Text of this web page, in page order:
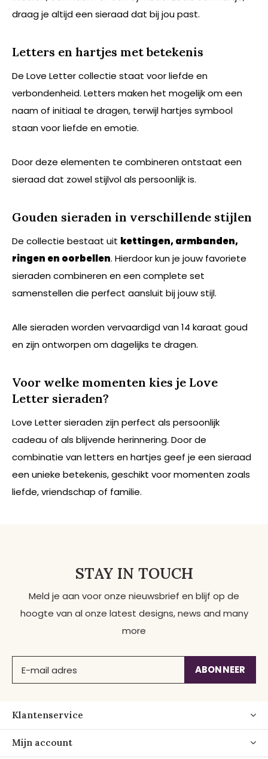
draag je altijd een sieraad dat bij jou past.
Letters en hartjes met betekenis
De Love Letter collectie staat voor liefde en
verbondenheid. Letters maken het mogelijk om een
naam of initiaal te dragen, terwijl hartjes symbool
staan voor liefde en emotie.
Door deze elementen te combineren ontstaat een
sieraad dat zowel stijlvol als persoonlijk is.
Gouden sieraden in verschillende stijlen
De collectie bestaat uit kettingen, armbanden,
ringen en oorbellen. Hierdoor kun je jouw favoriete
sieraden combineren en een complete set
samenstellen die perfect aansluit bij jouw stijl.
Alle sieraden worden vervaardigd van 14 karaat goud
en zijn ontworpen om dagelijks te dragen.
Voor welke momenten kies je Love
Letter sieraden?
Love Letter sieraden zijn perfect als persoonlijk
cadeau of als blijvende herinnering. Door de
combinatie van letters en hartjes geef je een sieraad
een unieke betekenis, geschikt voor momenten zoals
liefde, vriendschap of familie.
STAY IN TOUCH
Meld je aan voor onze nieuwsbrief en blijf op de
hoogte van al onze latest designs, news and many
more
ABONNEER
Klantenservice
Mijn account